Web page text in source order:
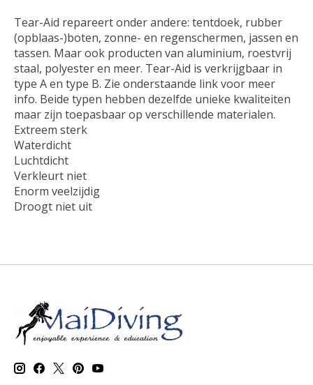
Tear-Aid repareert onder andere: tentdoek, rubber
(opblaas-)boten, zonne- en regenschermen, jassen en
tassen. Maar ook producten van aluminium, roestvrij
staal, polyester en meer. Tear-Aid is verkrijgbaar in
type A en type B. Zie onderstaande link voor meer
info. Beide typen hebben dezelfde unieke kwaliteiten
maar zijn toepasbaar op verschillende materialen.
Extreem sterk
Waterdicht
Luchtdicht
Verkleurt niet
Enorm veelzijdig
Droogt niet uit